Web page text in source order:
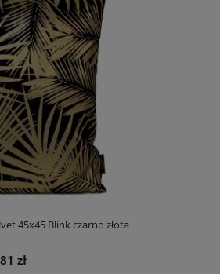
45x45 Blink czarno złota
zł